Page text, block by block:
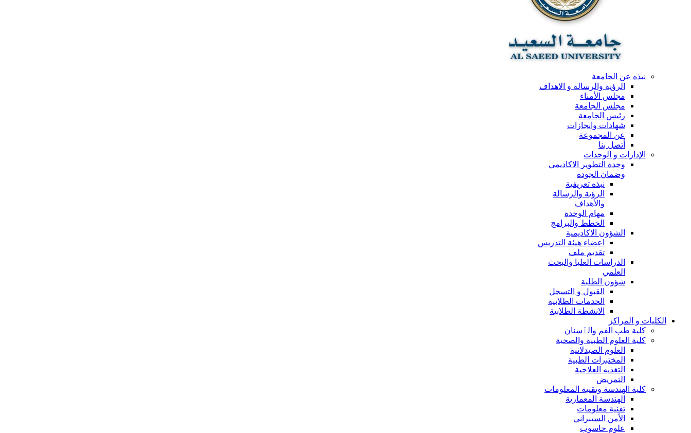
نبذه عن الجامعة
الرؤية والرسالة و الاهداف
مجلس الأمناء
مجلس الجامعة
رئيس الجامعة
شهادات وانجازات
عن المجموعة
أتصل بنا
الإدارات و الوحدات
وحدة التطوير الاكاديمي
وضمان الجودة
نبذه تعريفية
الرؤية والرسالة
والأهداف
مهام الوحدة
الخطط والبرامج
الشؤون الاكاديمية
اعضاء هيئة التدريس
تقديم ملف
الدراسات العليا والبحث
العلمي
شؤون الطلبة
القبول و التسجل
الخدمات الطلابية
الانشطة الطلابية
الكليات و المراكز
كلية طب الفم والٲسنان
كلية العلوم الطبية والصحية
العلوم الصيدلانية
المختبرات الطبية
التغذيه العلاجية
التمريض
كلية الهندسة وتقنية المعلومات
الهندسة المعمارية
تقنية معلومات
الأمن السيبراني
علوم حاسوب